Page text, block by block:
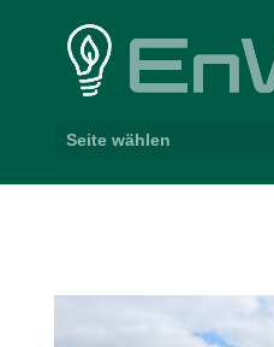
Seite wählen